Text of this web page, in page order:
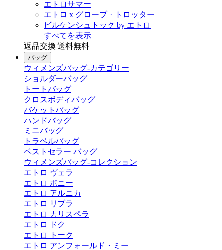
エトロサマー
エトロ x グローブ・トロッター
ビルケンシュトック by エトロ
すべてを表示
返品交換 送料無料
バッグ
ウィメンズバッグ-カテゴリー
ショルダーバッグ
トートバッグ
クロスボディバッグ
バケットバッグ
ハンドバッグ
ミニバッグ
トラベルバッグ
ベストセラー バッグ
ウィメンズバッグ-コレクション
エトロ ヴェラ
エトロ ポニー
エトロ アルニカ
エトロ リブラ
エトロ カリスペラ
エトロ ドク
エトロ トーク
エトロ アンフォールド・ミー